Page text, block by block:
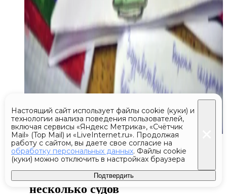
Сегодня 14:44
Турция отказалась пропустить
через проливы в Новороссийск
несколько судов
Настоящий сайт использует файлы cookie (куки) и
технологии анализа поведения пользователей,
включая сервисы «Яндекс Метрика», «Счётчик
Mail» (Top Mail) и «LiveInternet.ru». Продолжая
работу с сайтом, вы даете свое согласие на
обработку персональных данных. Файлы cookie
(куки) можно отключить в настройках браузера
Подтвердить